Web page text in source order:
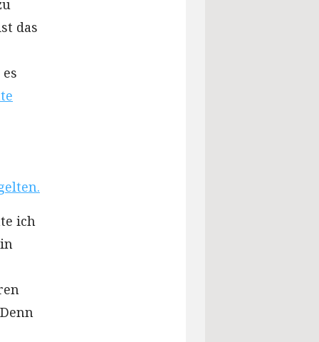
das
ich